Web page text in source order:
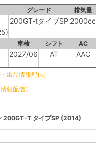
グレード 排気量
200GT-tタイプSP 2000cc
車検 シフト AC
2027/06 AT AAC
出品情報配信）
報配信）
200GT-T タイプSP (2014)